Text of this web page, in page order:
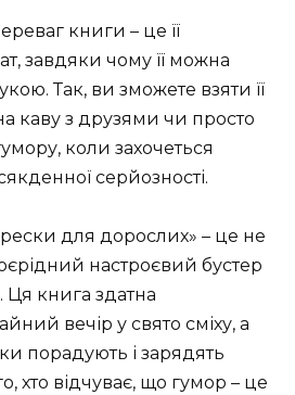
книги – це її
завдяки чому її можна
Так, ви зможете взяти її
каву з друзями чи просто
коли захочеться
серйозності.
для дорослих» – це не
настроєвий бустер
Ця книга здатна
вечір у свято сміху, а
порадують і зарядять
хто відчуває, що гумор – це